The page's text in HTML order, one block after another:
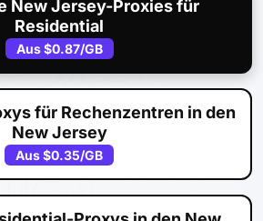
New Jersey-Proxies für
Residential
Aus$0.87/GB
für Rechenzentren in den
New Jersey
Aus$0.35/GB